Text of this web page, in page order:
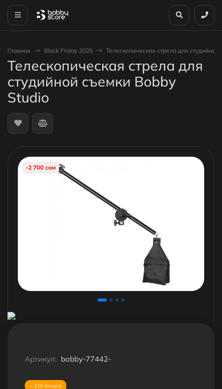
Главная Black Friday 2025 Телескопическая стрела для
Телескопическая стрела для
студийной съемки Bobby
Studio
-2 700 сом
Артикул: bobby-77442-
+ 210 бонуса